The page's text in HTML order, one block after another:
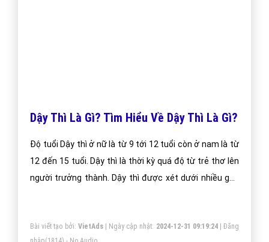
Dậy Thì Là Gì? Tìm Hiểu Về Dậy Thì Là Gì?
Độ tuổi Dậy thì ở nữ là từ 9 tới 12 tuổi còn ở nam là từ
12 đến 15 tuổi. Dậy thì là thời kỳ quá độ từ trẻ thơ lên
người trưởng thành. Dậy thì được xét dưới nhiều góc
thời kỳ quan trọng mà bất cứ ai cũng phải trải qua.
Bài viết tạo bởi: VietAds| Ngày cập nhật: 2024-12-31 09:19:24|Đăng